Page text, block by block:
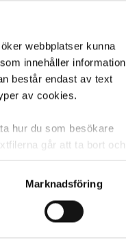
webbplatser kunna
innehåller information
består endast av text
av cookies.
hur du som besökare
går att ta bort och
unikt nummer utan
besöker sidan delar
Marknadsföring